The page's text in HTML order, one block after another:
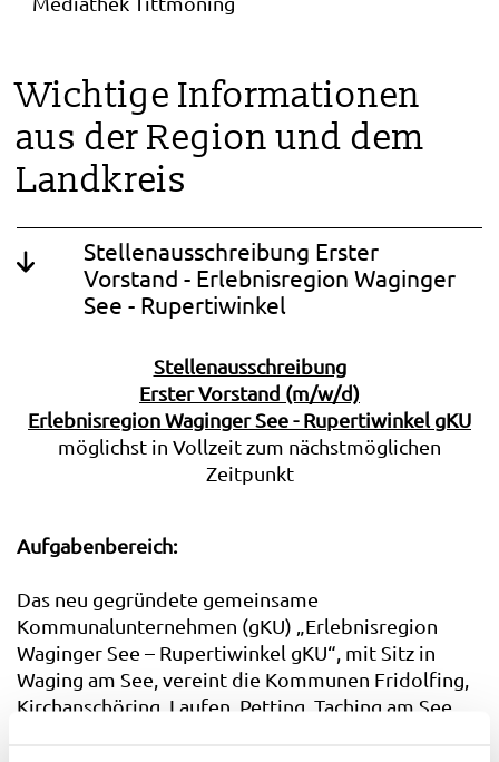
Wichtige Informationen
aus der Region und dem
Landkreis
Stellenausschreibung Erster
Vorstand - Erlebnisregion Waginger
See - Rupertiwinkel
Stellenausschreibung
Erster Vorstand (m/w/d)
Erlebnisregion Waginger See - Rupertiwinkel gKU
möglichst in Vollzeit zum nächstmöglichen
Zeitpunkt
Aufgabenbereich:
Das neu gegründete gemeinsame
Kommunalunternehmen (gKU) „Erlebnisregion
Waginger See – Rupertiwinkel gKU“, mit Sitz in
Waging am See, vereint die Kommunen Fridolfing,
Kirchanschöring, Laufen, Petting, Taching am See,